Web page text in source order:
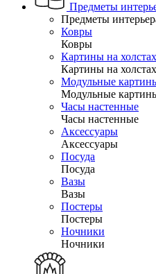
Предметы
Предметы
Ковры
Ковры
Картины на холстах
Картины на холстах
Модульные
Модульные
Часы настенные
Часы настенные
Аксессуары
Аксессуары
Посуда
Посуда
Вазы
Вазы
Постеры
Постеры
Ночники
Ночники